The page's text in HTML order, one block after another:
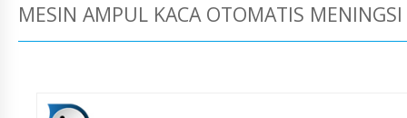
MESIN AMPUL KACA OTOMATIS